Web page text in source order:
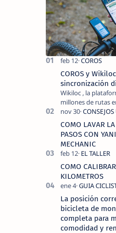
COROS y
sincronización
Wikiloc , la
millones de rutas
COROS , marca de
reconocida
tecnolo…
COMO LAVAR
PASOS CON
MECHANIC
COMO
KILOMETROS
La posición
bicicleta de
completa para
comodidad y